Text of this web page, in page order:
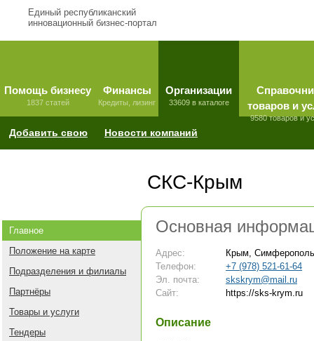
Единый республиканский
инновационный бизнес-портал
Помощь бизнесу
1837 статей
Финансы
Кредиты, лизинг
Организации
33609 в каталоге
товаров и
9580 товаров и
Добавить свою Новости компаний
СКС-Крым
Главное
Положение на карте
Подразделения и филиалы
Партнёры
Товары и услуги
Тендеры
Основная
Адрес:
Крым,
Телефон:
+7 (978) 521-61-64
Эл. почта:
skskrym@mail.ru
Сайт:
https://sks-krym.ru
Описание